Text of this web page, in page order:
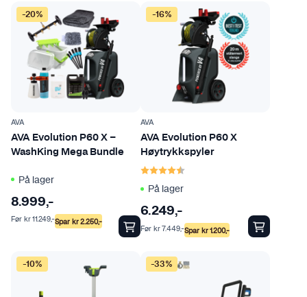
-20%
AVA
AVA Evolution P60 X –
WashKing Mega Bundle
På lager
8.999,-
Spar kr2.250,-
Før kr11.249,-
-16%
AVA
AVA Evolution P60 X
Høytrykkspyler
Karakter:
På lager
6.249,-
Spar kr1.200,-
Før kr7.449,-
-10% -33%